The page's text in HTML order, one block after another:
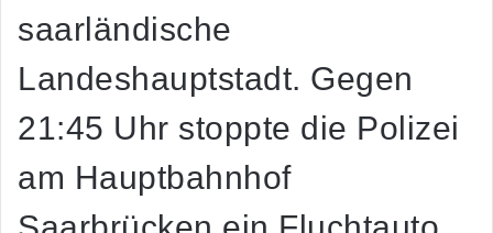
saarländische
Landeshauptstadt. Gegen
21:45 Uhr stoppte die Polizei
am Hauptbahnhof